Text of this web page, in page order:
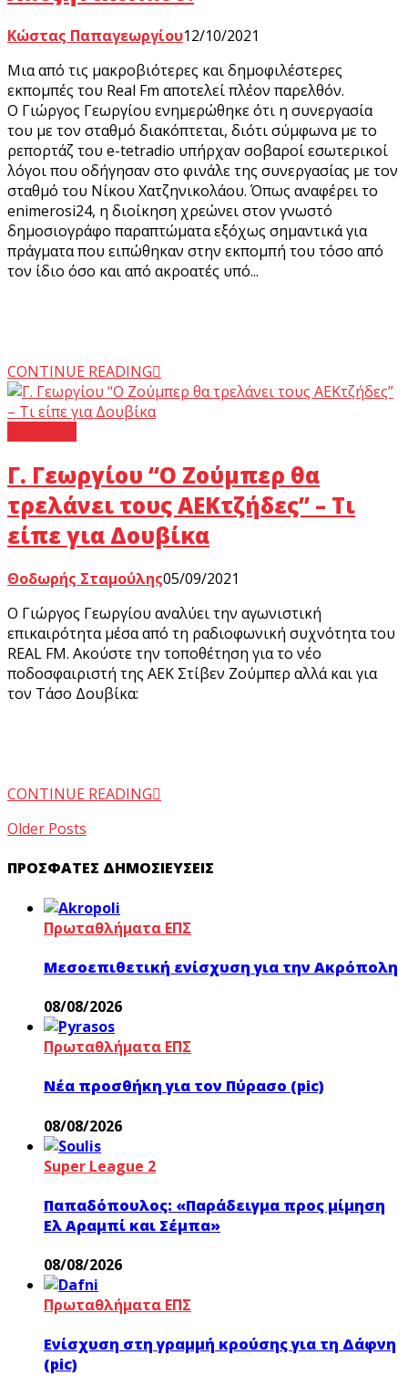
Κώστας Παπαγεωργίου12/10/2021
Μια από τις μακροβιότερες και δημοφιλέστερες
εκπομπές του Real Fm αποτελεί πλέον παρελθόν.
Ο Γιώργος Γεωργίου ενημερώθηκε ότι η συνεργασία
του με τον σταθμό διακόπτεται, διότι σύμφωνα με το
ρεπορτάζ του e-tetradio υπήρχαν σοβαροί εσωτερικοί
λόγοι που οδήγησαν στο φινάλε της συνεργασίας με τον
σταθμό του Νίκου Χατζηνικολάου. Όπως αναφέρει το
enimerosi24, η διοίκηση χρεώνει στον γνωστό
δημοσιογράφο παραπτώματα εξόχως σημαντικά για
πράγματα που ειπώθηκαν στην εκπομπή του τόσο από
τον ίδιο όσο και από ακροατές υπό...
CONTINUE READING
Γ. Γεωργίου “O Ζούμπερ θα
τρελάνει τους ΑΕΚτζήδες” – Τι
είπε για Δουβίκα
Θοδωρής Σταμούλης05/09/2021
Ο Γιώργος Γεωργίου αναλύει την αγωνιστική
επικαιρότητα μέσα από τη ραδιοφωνική συχνότητα του
REAL FM. Ακούστε την τοποθέτηση για το νέο
ποδοσφαιριστή της ΑΕΚ Στίβεν Ζούμπερ αλλά και για
τον Τάσο Δουβίκα:
CONTINUE READING
Older Posts
ΠΡΌΣΦΑΤΕΣ ΔΗΜΟΣΙΕΎΣΕΙΣ
Πρωταθλήματα ΕΠΣ
Μεσοεπιθετική ενίσχυση για την Ακρόπολη
08/08/2026
Πρωταθλήματα ΕΠΣ
Νέα προσθήκη για τον Πύρασο (pic)
08/08/2026
Super League 2
Παπαδόπουλος: «Παράδειγμα προς μίμηση
Ελ Αραμπί και Σέμπα»
08/08/2026
Πρωταθλήματα ΕΠΣ
Ενίσχυση στη γραμμή κρούσης για τη Δάφνη
(pic)